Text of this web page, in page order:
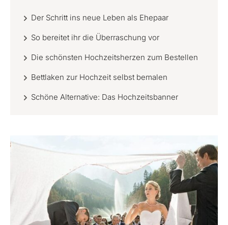
Der Schritt ins neue Leben als Ehepaar
So bereitet ihr die Überraschung vor
Die schönsten Hochzeitsherzen zum Bestellen
Bettlaken zur Hochzeit selbst bemalen
Schöne Alternative: Das Hochzeitsbanner